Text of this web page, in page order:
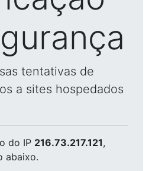
tentativas de
a sites hospedados
do IP 216.73.217.121,
abaixo.